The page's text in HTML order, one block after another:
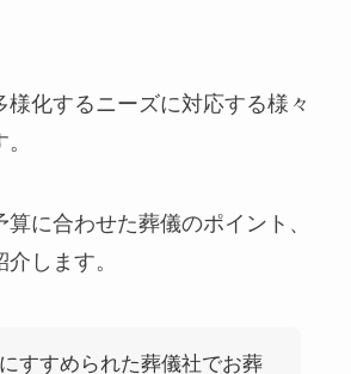
化するニーズに対応する様々
に合わせた葬儀のポイント、
します。
すすめられた葬儀社でお葬